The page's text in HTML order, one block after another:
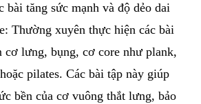
bài tăng sức mạnh và độ dẻo dai
Thường xuyên thực hiện các bài
cơ lưng, bụng, cơ core như plank,
pilates. Các bài tập này giúp
bền của cơ vuông thắt lưng, bảo